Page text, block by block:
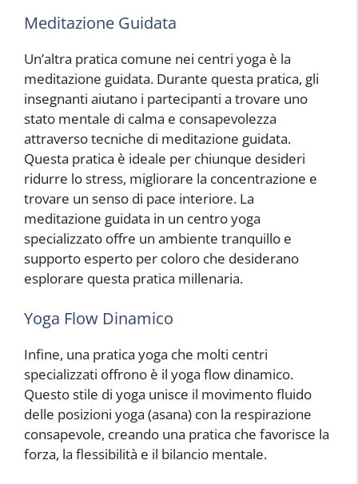
Meditazione Guidata
Un’altra pratica comune nei centri yoga è la
meditazione guidata. Durante questa pratica, gli
insegnanti aiutano i partecipanti a trovare uno
stato mentale di calma e consapevolezza
attraverso tecniche di meditazione guidata.
Questa pratica è ideale per chiunque desideri
ridurre lo stress, migliorare la concentrazione e
trovare un senso di pace interiore. La
meditazione guidata in un centro yoga
specializzato offre un ambiente tranquillo e
supporto esperto per coloro che desiderano
esplorare questa pratica millenaria.
Yoga Flow Dinamico
Infine, una pratica yoga che molti centri
specializzati offrono è il yoga flow dinamico.
Questo stile di yoga unisce il movimento fluido
delle posizioni yoga (asana) con la respirazione
consapevole, creando una pratica che favorisce la
forza, la flessibilità e il bilancio mentale.